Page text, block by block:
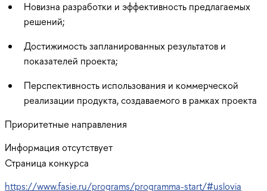
Новизна разработки и эффективность предлагаемых
решений;
Достижимость запланированных результатов и
показателей проекта;
Перспективность использования и коммерческой
реализации продукта, создаваемого в рамках проекта
Приоритетные направления
Информация отсутствует
Страница конкурса
https://www.fasie.ru/programs/programma-start/#uslovia